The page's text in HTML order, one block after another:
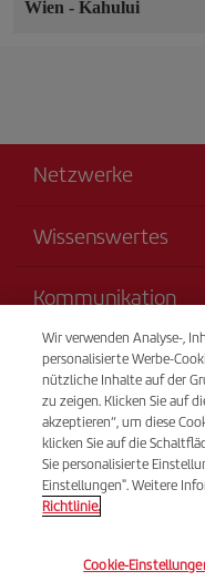
Wien - Kahului
Netzwerke
Wissenswertes
Erklärung zur
Serviceverpflichtung
Sitemap
Nachhaltigkeit
Kommunikation
Neuheiten und Nachrichten
Iberia-Gruppe
Aktionäre und Investoren
Unsere Allianzen
British Airways
Transparenz
Rechtliche Hinweise
Beförderungs- bedingungen
Fluggastrechte
Allgemeine
Richtlinien zum Schutz
Telefonverkauf
+43 01 79
Montag bis Sonntag
Sonntag 00:00 - 24:00
© Iberia 2026
Wir verwenden Analyse-,
personalisierte Werbe-
nützliche Inhalte auf der
zu zeigen. Klicken Sie auf
akzeptieren“, um diese
klicken Sie auf die
Sie personalisierte
Einstellungen". Weitere
Richtlinie.
Cookie-